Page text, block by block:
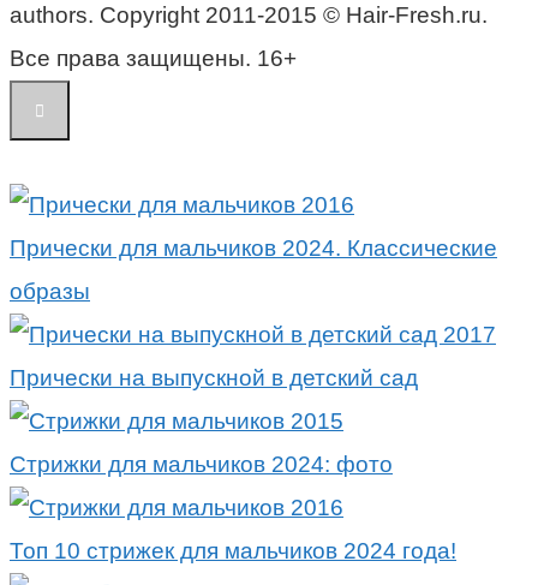
authors. Copyright 2011-2015 © Hair-Fresh.ru.
Все права защищены. 16+
Прически для мальчиков 2024. Классические
образы
Прически на выпускной в детский сад
Стрижки для мальчиков 2024: фото
Топ 10 стрижек для мальчиков 2024 года!